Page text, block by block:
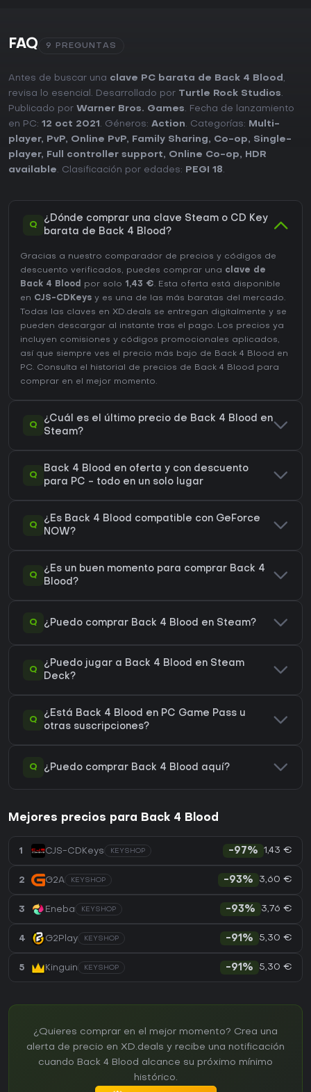
FAQ 9 PREGUNTAS
Antes de buscar una clave PC barata de Back 4 Blood ,
revisa lo esencial. Desarrollado por Turtle Rock Studios.
Publicado por Warner Bros. Games. Fecha de lanzamiento
en PC: 12 oct 2021 . Géneros: Action. Categorías:
Multi-
player, PvP, Online PvP, Family Sharing, Co-op, Single-
player, Full controller support, Online Co-op,
HDR
available. Clasificación por edades: PEGI 18.
Q
¿Dónde comprar una clave Steam o CD Key
barata de Back 4 Blood?
Gracias a nuestro comparador de precios y códigos de
descuento verificados, puedes comprar una clave de
Back 4 Blood
por solo 1,43 €. Esta oferta está disponible
en CJS-CDKeys y es una de las más baratas del mercado.
Todas las claves en XD.deals se entregan digitalmente y se
pueden descargar al instante tras el pago. Los precios ya
incluyen comisiones y códigos promocionales aplicados,
así que siempre ves el precio más bajo de Back 4 Blood en
PC. Consulta el historial de precios de Back 4 Blood para
comprar en el mejor momento.
Q
¿Cuál es el último precio de Back 4 Blood en
Steam?
Q
Back 4 Blood en oferta y con descuento
para PC - todo en un solo lugar
Q
¿Es Back 4 Blood compatible con GeForce
NOW?
Q
¿Es un buen momento para comprar Back 4
Blood?
Q ¿Puedo comprar Back 4 Blood en Steam?
Q
¿Puedo jugar a Back 4 Blood en Steam
Deck?
Q
¿Está Back 4 Blood en PC Game Pass u
otras suscripciones?
Q ¿Puedo comprar Back 4 Blood aquí?
Mejores precios para Back 4 Blood
1 CJS-CDKeys KEYSHOP -97% 1,43 €
2 G2A KEYSHOP -93% 3,60 €
3 Eneba KEYSHOP -93% 3,76 €
4 G2Play KEYSHOP -91% 5,30 €
5 Kinguin KEYSHOP -91% 5,30 €
¿Quieres comprar en el mejor momento? Crea una
alerta de precio en XD.deals y recibe una notificación
cuando Back 4 Blood alcance su próximo mínimo
histórico.